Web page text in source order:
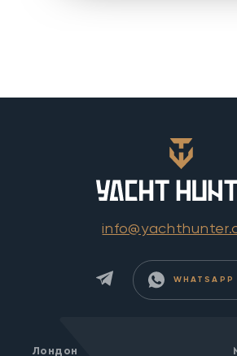
WHATSAPP
Лондон